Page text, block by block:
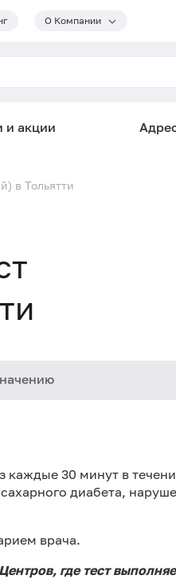
О Компании
и акции
в Тольятти
30 минут в
сахарного диабета,
врача.
где тест